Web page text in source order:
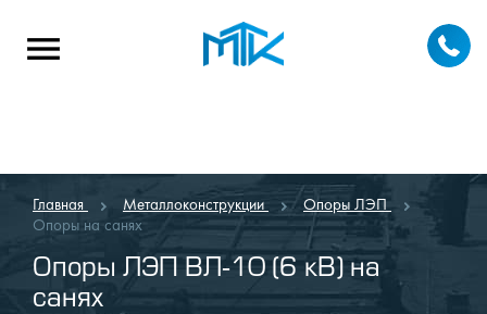
Главная Металлоконструкции
Опоры ЛЭП
Опоры на санях
Опоры ЛЭП ВЛ-10 (6 кВ) на
санях